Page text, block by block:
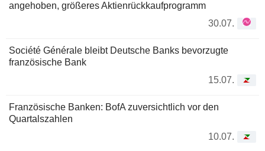
angehoben, größeres Aktienrückkaufprogramm
30.07.
Société Générale bleibt Deutsche Banks bevorzugte
französische Bank
15.07.
Französische Banken: BofA zuversichtlich vor den
Quartalszahlen
10.07.